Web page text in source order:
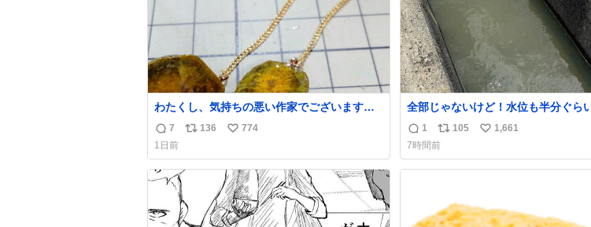
わたくし、気持ちの悪い作家でございます。
昨日産出しました胆石をピアスにしました。
とても希少な石です。 割ってみたらなかなか
綺麗でした。 次回の外来はこれ付けて行きま
す。
返
信
数
7
リ
ス
数
136
い
ね
数
774
1日前
全部じゃないけど！水位も半分ぐら
ど！水が来はじめたよ！！！ 作業し
方々ありがとーーー
ー！！！！！！！！！！！！！！！
！！！！！！！
返
信
数
1
リ
ポ
ス
105
い
ね
1,661
7時間前